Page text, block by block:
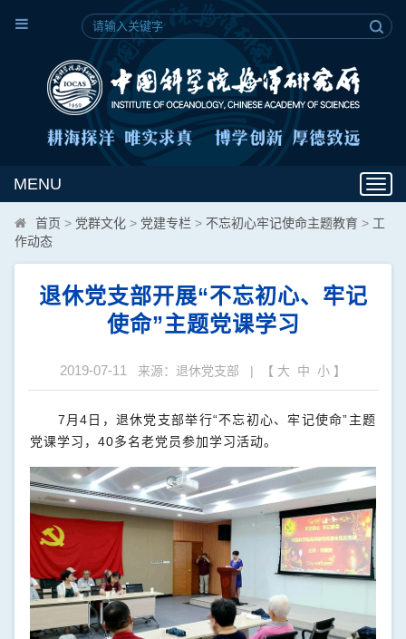
MENU
首页 > 党群文化 > 党建专栏 > 不忘初心牢记使命主题教育 > 工
作动态
退休党支部开展“不忘初心、牢记
使命”主题党课学习
2019-07-11 来源：退休党支部 | 【 大 中 小 】
7 月4 日，退休党支部举行“不忘初心、牢记使命”主题
党课学习， 40多名老党员参加学习活动。